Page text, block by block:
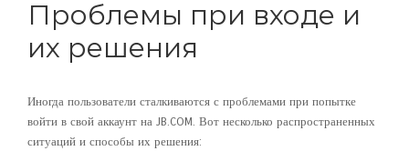
Проблемы при входе и
их решения
Иногда пользователи сталкиваются с проблемами при попытке
войти в свой аккаунт на JB.COM. Вот несколько распространенных
ситуаций и способы их решения: